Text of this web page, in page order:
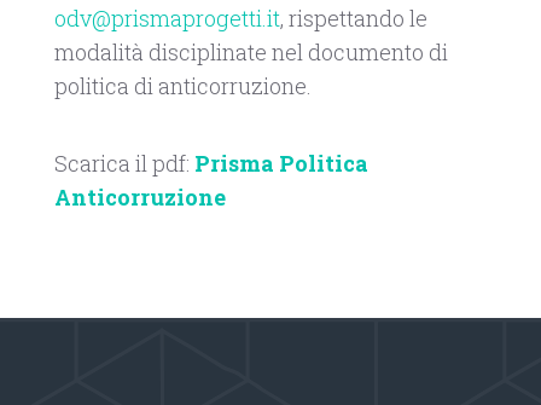
odv@prismaprogetti.it, rispettando le
modalità disciplinate nel documento di
politica di anticorruzione.
Scarica il pdf: Prisma Politica
Anticorruzione